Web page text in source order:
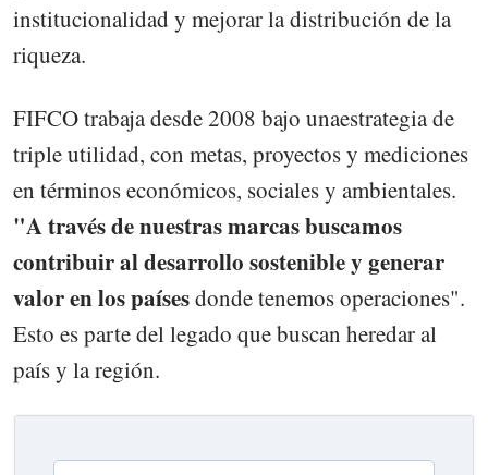
institucionalidad y mejorar la distribución de la
riqueza.
FIFCO trabaja desde 2008 bajo unaestrategia de
triple utilidad, con metas, proyectos y mediciones
en términos económicos, sociales y ambientales.
"A través de nuestras marcas buscamos
contribuir al desarrollo sostenible y generar
valor en los paísesdonde tenemos operaciones".
Esto es parte del legado que buscan heredar al
país y la región.